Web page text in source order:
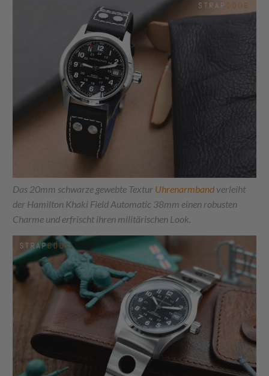
Das 20mm schwarze gewebte Textur Uhrenarmband verleiht
der Hamilton Khaki Field Automatic 38mm einen robusten
Charme und erfrischt ihren militärischen Look.